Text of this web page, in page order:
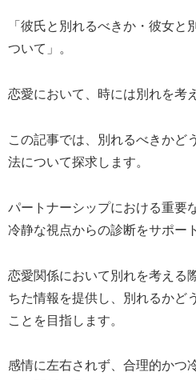
「彼氏と別れるべきか・彼女と
ついて」。
恋愛において、時には別れを考
この記事では、別れるべきかど
法について探求します。
パートナーシップにおける重要
冷静な視点からの診断をサポー
恋愛関係において別れを考える
ちた情報を提供し、別れるかど
ことを目指します。
感情に左右されず、合理的かつ